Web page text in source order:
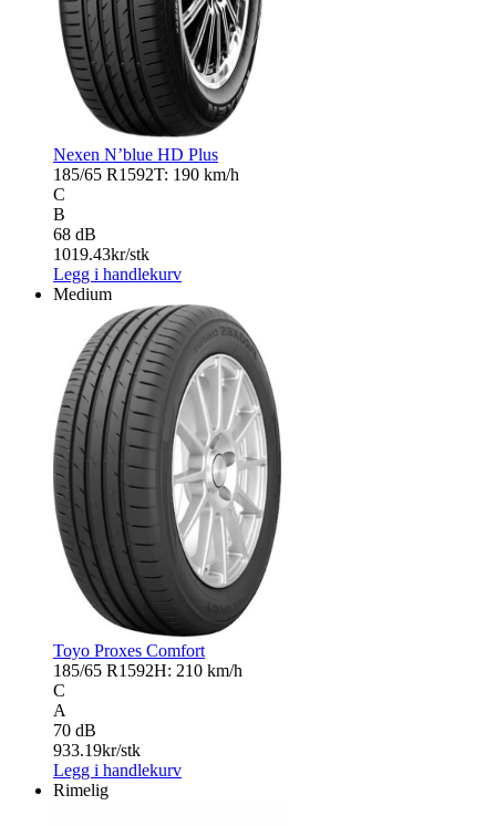
Nexen N’blue HD Plus
185/65 R1592T: 190 km/h
C
B
68 dB
1019.43kr/stk
Legg i handlekurv
Medium
Toyo Proxes Comfort
185/65 R1592H: 210 km/h
C
A
70 dB
933.19kr/stk
Legg i handlekurv
Rimelig